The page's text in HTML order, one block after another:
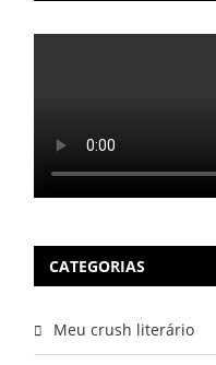
CATEGORIAS
Meu crush literário